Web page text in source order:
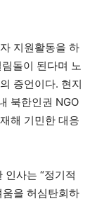
지원활동을 하
돌이 된다며 노
증언이다. 현지
북한인권 NGO
해 기민한 대응
사는 “정기적
을 허심탄회하